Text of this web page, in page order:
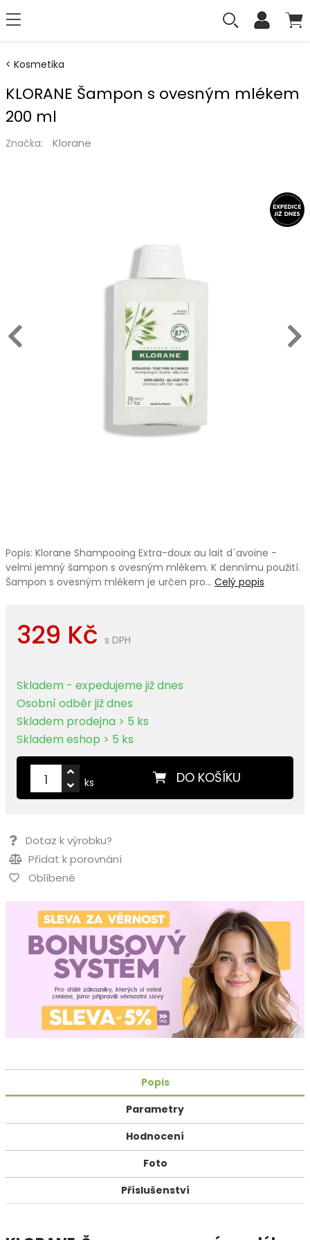
Kosmetika
KLORANE Šampon s ovesným mlékem
200 ml
Značka: Klorane
Popis: Klorane Shampooing Extra-doux au lait d´avoine -
velmi jemný šampon s ovesným mlékem. K dennímu použití.
Šampon s ovesným mlékem je určen pro… Celý popis
329 Kč s DPH
Skladem - expedujeme již dnes
Osobní odběr již dnes
Skladem prodejna > 5 ks
Skladem eshop > 5 ks
DO KOŠÍKU
ks
Dotaz k výrobku?
Přidat k porovnání
Oblíbené
Popis
Parametry
Hodnocení
Foto
Příslušenství